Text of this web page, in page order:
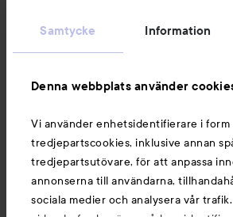
Samtycke Information
Denna webbplats använder
Vi använder enhetsidentifierare i
tredjepartscookies, inklusive annan
tredjepartsutövare, för att anpassa
annonserna till användarna,
sociala medier och analysera vår
Du kanske också gillar